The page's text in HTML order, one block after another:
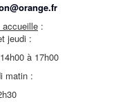
accueille :
jeudi :
à 17h00
matin :